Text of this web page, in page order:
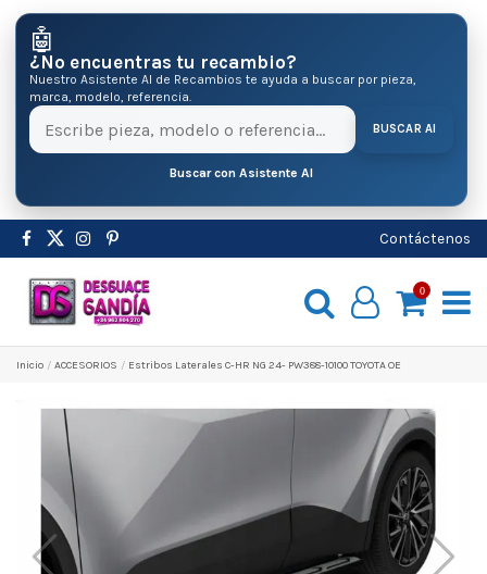
🤖
¿No encuentras tu recambio?
Nuestro Asistente AI de Recambios te ayuda a buscar por pieza,
marca, modelo, referencia.
BUSCAR AI
Buscar con Asistente AI
Contáctenos
0
Inicio ACCESORIOS Estribos Laterales C-HR NG 24- PW388-10100 TOYOTA OE